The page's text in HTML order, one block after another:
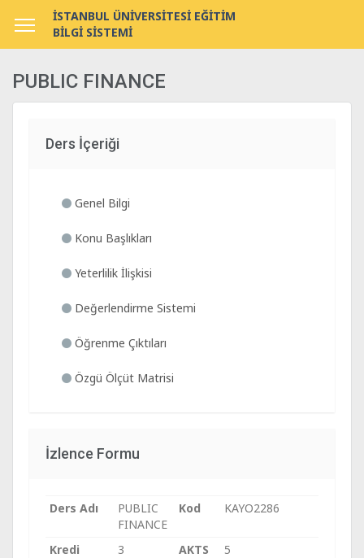
İSTANBUL ÜNİVERSİTESİ EĞİTİM
BİLGİ SİSTEMİ
PUBLIC FINANCE
Ders İçeriği
Genel Bilgi
Konu Başlıkları
Yeterlilik İlişkisi
Değerlendirme Sistemi
Öğrenme Çıktıları
Özgü Ölçüt Matrisi
İzlence Formu
Ders Adı
PUBLIC
FINANCE
Kod KAYO2286
Kredi 3 AKTS
5